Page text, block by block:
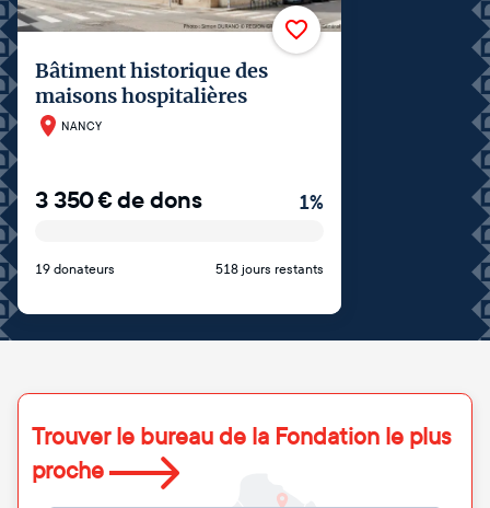
Bâtiment historique des
maisons hospitalières
NANCY
3 350€de dons 1%
19 donateurs 518 jours restants
Trouver le bureau de la Fondation le plus
proche